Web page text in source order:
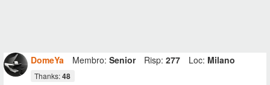
DomeYa Membro: Senior Risp: 277 Loc: Milano
Thanks:48